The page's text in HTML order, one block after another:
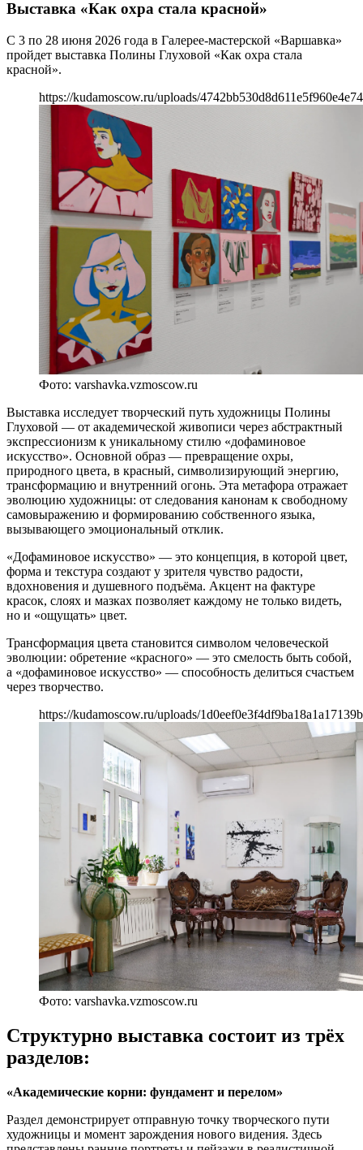
Выставка «Как охра стала красной»
С 3 по 28 июня 2026 года в Галерее-мастерской «Варшавка»
пройдет выставка Полины Глуховой «Как охра стала
красной».
https://kudamoscow.ru/uploads/
Фото: varshavka.vzmoscow.ru
Выставка исследует творческий путь художницы Полины
Глуховой — от академической живописи через абстрактный
экспрессионизм к уникальному стилю «дофаминовое
искусство». Основной образ — превращение охры,
природного цвета, в красный, символизирующий энергию,
трансформацию и внутренний огонь. Эта метафора отражает
эволюцию художницы: от следования канонам к свободному
самовыражению и формированию собственного языка,
вызывающего эмоциональный отклик.
«Дофаминовое искусство» — это концепция, в которой цвет,
форма и текстура создают у зрителя чувство радости,
вдохновения и душевного подъёма. Акцент на фактуре
красок, слоях и мазках позволяет каждому не только видеть,
но и «ощущать» цвет.
Трансформация цвета становится символом человеческой
эволюции: обретение «красного» — это смелость быть собой,
а «дофаминовое искусство» — способность делиться счастьем
через творчество.
https://kudamoscow.ru/uploads/
Фото: varshavka.vzmoscow.ru
Структурно выставка состоит из трёх
разделов:
«Академические корни: фундамент и перелом»
Раздел демонстрирует отправную точку творческого пути
художницы и момент зарождения нового видения. Здесь